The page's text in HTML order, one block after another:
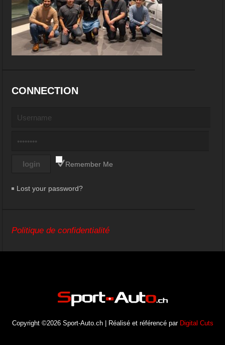
CONNECTION
Remember Me
Lost your password?
Politique de confidentialité
Copyright ©2026 Sport-Auto.ch | Réalisé et référencé par Digital Cuts